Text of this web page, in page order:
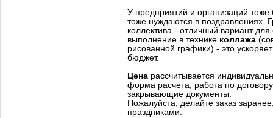
У предприятий и организаций
тоже нуждаются в поздравлениях.
коллектива - отличный вариант
выполнение в технике коллажа
рисованной графики) - это
бюджет.
Цена рассчитывается
форма расчета, работа по
закрывающие документы.
Пожалуйста, делайте заказ
праздниками.